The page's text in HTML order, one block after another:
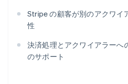
Stripe の顧客が別のアクワイ
性
決済処理とアクワイアラーへ
のサポート